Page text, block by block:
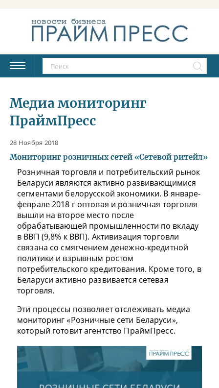
Медиа мониторинг
ПраймПресс
28 Ноября 2018
Мониторинг розничных сетей «Сетевой ритейл»
Розничная торговля и потребительский рынок
Беларуси являются активно развивающимися
сегментами белорусской экономики. В январе-
феврале 2018 г оптовая и розничная торговля
вышли на второе место после
обрабатывающей промышленности по вкладу
в ВВП (9,8% к ВВП). Активизация торговли
связана со смягчением денежно-кредитной
политики и взрывным ростом
потребительского кредитования. Кроме того, в
Беларуси активно развивается сетевая
торговля.
Эти процессы позволяет отслеживать медиа
мониторинг «Розничные сети Беларуси»,
который готовит агентство ПраймПресс.